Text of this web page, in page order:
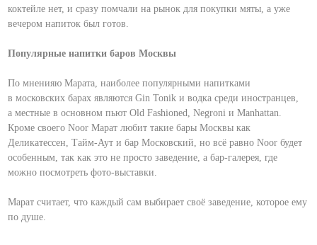
коктейле нет, и сразу помчали на рынок для покупки мяты, а уже
вечером напиток был готов.
Популярные напитки баров Москвы
По мненияю Марата, наиболее популярными напитками
в московских барах являются Gin Tonik и водка среди иностранцев,
а местные в основном пьют Old Fashioned, Negroni и Manhattan.
Кроме своего Noor Марат любит такие бары Москвы как
Деликатессен, Тайм-Аут и бар Московский, но всё равно Noor будет
особенным, так как это не просто заведение, а бар-галерея, где
можно посмотреть фото-выставки.
Марат считает, что каждый сам выбирает своё заведение, которое ему
по душе.